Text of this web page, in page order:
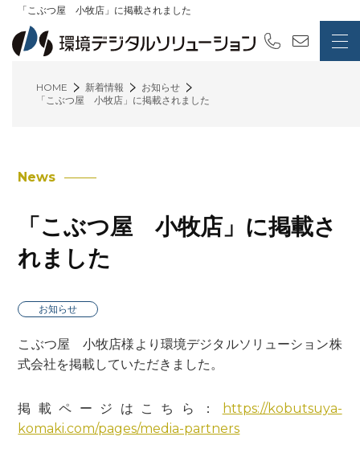
「こぶつ屋 小牧店」に掲載されました
HOME 新着情報
お知らせ
「こぶつ屋 小牧店」に掲載されました
News
「こぶつ屋 小牧店」に掲載さ
れました
お知らせ
こぶつ屋 小牧店様より環境デジタルソリューション株
式会社を掲載していただきました。
掲載ページはこちら：
https://kobutsuya-
komaki.com/pages/media-partners